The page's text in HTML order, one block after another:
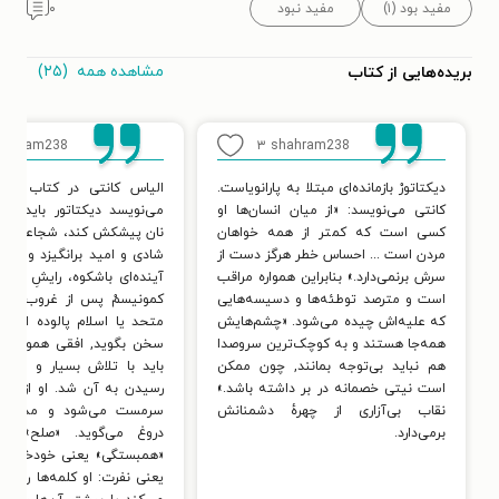
مفید بود (۱) مفید نبود ۰
بریده‌هایی از کتاب مشاهده همه (۲۵)
shahram238 ۳
دیکتاتورْ بازمانده‌ای مبتلا به پارانویاست.
کانتی می‌نویسد: «از میان انسان‌ها او
کسی است که کمتر از همه خواهان
مردن است ... احساس خطر هرگز دست از
سرش برنمی‌دارد.» بنابراین همواره مراقب
است و مترصد توطئه‌ها و دسیسه‌هایی
که علیه‌اش چیده می‌شود. «چشم‌هایش
همه‌جا هستند و به کوچک‌ترین سروصدا
هم نباید بی‌توجه بمانند, چون ممکن
است نیتی خصمانه در بر داشته باشد.»
نقاب بی‌آزاری از چهرهٔ دشمنانش
برمی‌دارد.
الیاس کانتی در کتاب
می‌نویسد دیکتاتور باید
نان پیشکش کند، شجاعتشان
شادی و امید برانگیزد و با
آینده‌ای باشکوه، رایشِ
کمونیسمْ پس از غروب
متحد یا اسلام پالوده از
سخن بگوید, افقی همواره
باید با تلاش بسیار و
رسیدن به آن شد. او از
سرمست می‌شود و مدام
دروغ می‌گوید. «صلح»
«همبستگی» یعنی
یعنی نفرت: او کلمه‌ها را از